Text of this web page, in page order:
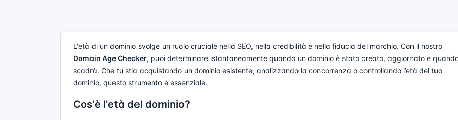
L'età di un dominio svolge un ruolo cruciale nella SEO, nella credibilità e nella fiducia del marchio. Con il nostro
Domain Age Checker, puoi determinare istantaneamente quando un dominio è stato creato, aggiornato e
scadrà. Che tu stia acquistando un dominio esistente, analizzando la concorrenza o controllando l’età del tuo
dominio, questo strumento è essenziale.
Cos'è l'età del dominio?